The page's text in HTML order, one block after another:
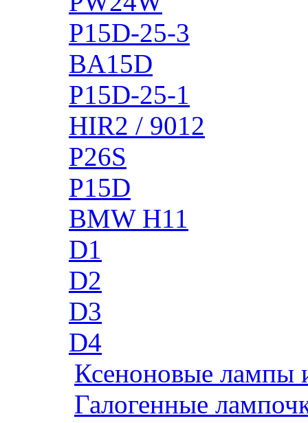
P15D-25-3
BA15D
P15D-25-1
HIR2 / 9012
P26S
P15D
BMW H11
D1
D2
D3
D4
Ксеноновые лампы
Галогенные